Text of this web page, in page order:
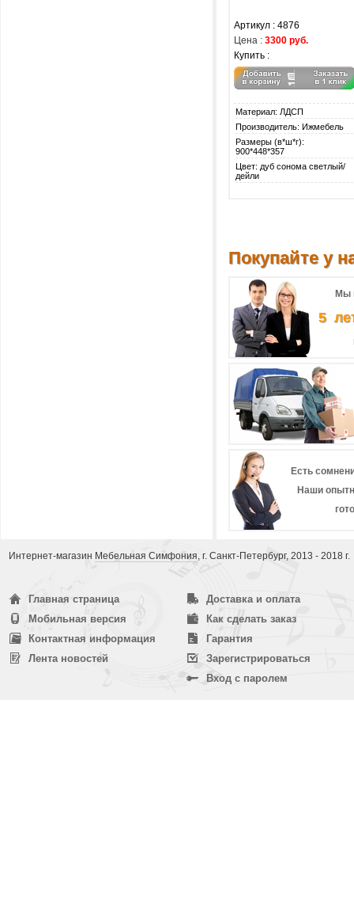
Артикул : 4876
Цена : 3300 руб.
Купить :
Материал: ЛДСП
Производитель: Ижмебель
Размеры (в*ш*г):
900*448*357
Цвет: дуб сонома светлый/
дейли
Покупайте у
Мы
5
Есть
Наши
Интернет-магазин Мебельная Симфония, г. Санкт-Петербург, 2013 - 2018 г.
Главная страница
Мобильная версия
Контактная информация
Лента новостей
Доставка и оплата
Как сделать заказ
Гарантия
Зарегистрироваться
Вход с паролем